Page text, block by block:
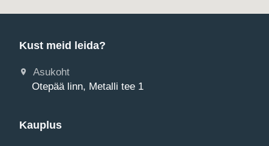
Kust meid leida?
Asukoht
Otepää linn, Metalli tee 1
Kauplus